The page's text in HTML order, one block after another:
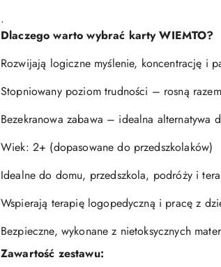
.
Dlaczego warto wybrać karty WIEMTO?
Rozwijają logiczne myślenie, koncentrację i
Stopniowany poziom trudności – rosną
Bezekranowa zabawa – idealna alternatywa
Wiek: 2+ (dopasowane do przedszkolaków)
Idealne do domu, przedszkola, podróży i
Wspierają terapię logopedyczną i pracę z
Bezpieczne, wykonane z nietoksycznych
Zawartość zestawu: